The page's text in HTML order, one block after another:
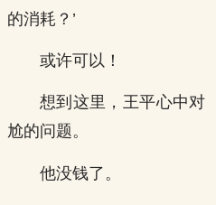
的消耗？’
或许可以！
想到这里，王平心中对
尬的问题。
他没钱了。